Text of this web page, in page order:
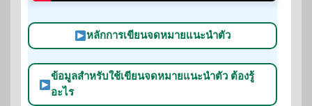
หลักการเขียนจดหมายแนะนำตัว
ข้อมูลสำหรับใช้เขียนจดหมายแนะนำตัว ต้องรู้
อะไร